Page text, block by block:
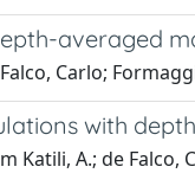
averaged
Carlo;
with
Katili, A.; de Falco,